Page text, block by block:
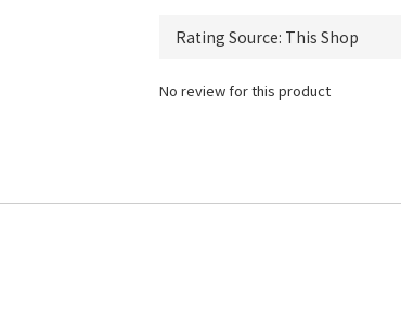
No review for this product